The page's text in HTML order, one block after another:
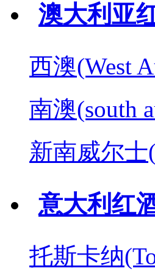
澳大利亚
西澳(West
南澳(south
新南威尔士
意大利红
托斯卡纳